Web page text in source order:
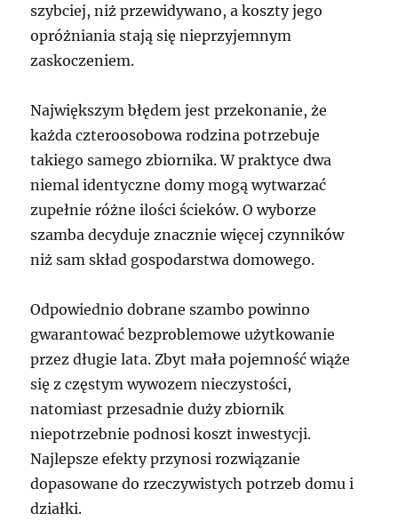
szybciej, niż przewidywano, a koszty jego
opróżniania stają się nieprzyjemnym
zaskoczeniem.
Największym błędem jest przekonanie, że
każda czteroosobowa rodzina potrzebuje
takiego samego zbiornika. W praktyce dwa
niemal identyczne domy mogą wytwarzać
zupełnie różne ilości ścieków. O wyborze
szamba decyduje znacznie więcej czynników
niż sam skład gospodarstwa domowego.
Odpowiednio dobrane szambo powinno
gwarantować bezproblemowe użytkowanie
przez długie lata. Zbyt mała pojemność wiąże
się z częstym wywozem nieczystości,
natomiast przesadnie duży zbiornik
niepotrzebnie podnosi koszt inwestycji.
Najlepsze efekty przynosi rozwiązanie
dopasowane do rzeczywistych potrzeb domu i
działki.